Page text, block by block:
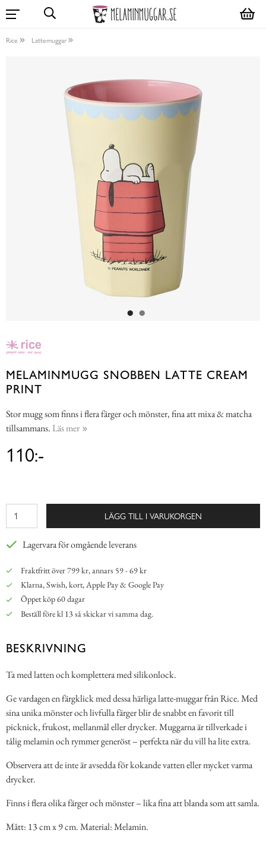
Rice Lattemuggar
MELAMINMUGG SNOBBEN LATTE CREAM
PRINT
Stor mugg som finns i flera färger och mönster, fina att mixa & matcha
tillsammans. Läs mer
110:-
LÄGG TILL I VARUKORGEN
Lagervara för omgående leverans
Fraktfritt över 799 kr, annars 59 - 69 kr
Klarna, Swish, kort, Apple Pay & Google Pay
Öppet köp 60 dagar
Beställ före kl 13 så skickar vi samma dag.
BESKRIVNING
Ta med latten och komplettera med silikonlock.
Ge vardagen en färgklick med dessa härliga latte-muggar från Rice. Med
sina unika mönster och livfulla färger blir de snabbt en favorit till
picknick, frukost, mellanmål eller drycker. Muggarna är tillverkade i
tålig melamin och rymmer generöst – perfekta när du vill ha lite extra.
Observera att de inte är avsedda för kokande vatten eller mycket varma
drycker.
Finns i flera olika färger och mönster – lika fina att blanda som att samla.
Mått: 13 cm x 9 cm. Material: Melamin.